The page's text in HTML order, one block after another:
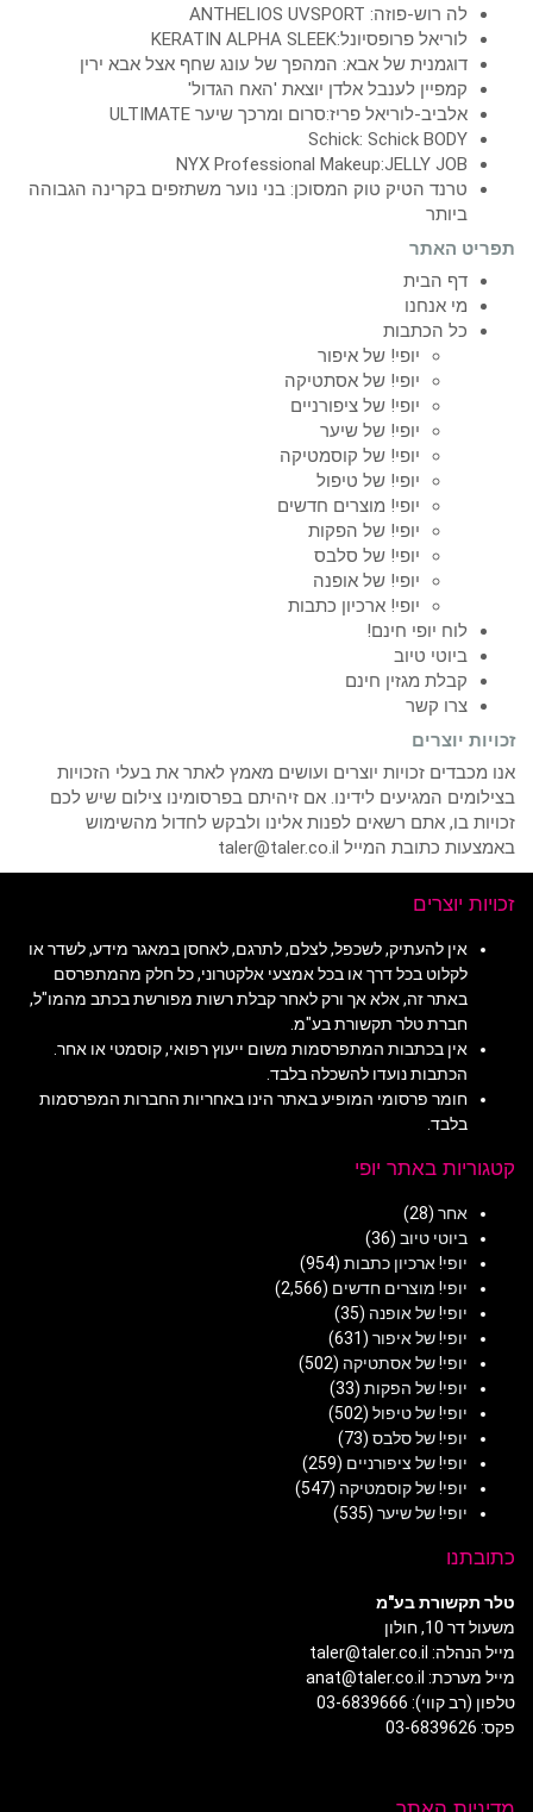
לה רוש-פוזה: ANTHELIOS UVSPORT
לוריאל פרופסיונל:KERATIN ALPHA SLEEK
דוגמנית של אבא: המהפך של עונג שחף אצל אבא ירין
קמפיין לענבל אלדן יוצאת 'האח הגדול'
אלביב-לוריאל פריז:סרום ומרכך שיער ULTIMATE
Schick: Schick BODY
NYX Professional Makeup:JELLY JOB
טרנד הטיק טוק המסוכן: בני נוער משתזפים בקרינה הגבוהה
ביותר
תפריט האתר
דף הבית
מי אנחנו
כל הכתבות
יופי! של איפור
יופי! של אסתטיקה
יופי! של ציפורניים
יופי! של שיער
יופי! של קוסמטיקה
יופי! של טיפול
יופי! מוצרים חדשים
יופי! של הפקות
יופי! של סלבס
יופי! של אופנה
יופי! ארכיון כתבות
לוח יופי חינם!
ביוטי טיוב
קבלת מגזין חינם
צרו קשר
זכויות יוצרים
אנו מכבדים זכויות יוצרים ועושים מאמץ לאתר את בעלי הזכויות
בצילומים המגיעים לידינו. אם זיהיתם בפרסומינו צילום שיש לכם
זכויות בו, אתם רשאים לפנות אלינו ולבקש לחדול מהשימוש
באמצעות כתובת המייל taler@taler.co.il
זכויות יוצרים
אין להעתיק, לשכפל, לצלם, לתרגם, לאחסן במאגר מידע, לשדר או
לקלוט בכל דרך או בכל אמצעי אלקטרוני, כל חלק מהמתפרסם
באתר זה, אלא אך ורק לאחר קבלת רשות מפורשת בכתב מהמו"ל,
חברת טלר תקשורת בע"מ.
אין בכתבות המתפרסמות משום ייעוץ רפואי, קוסמטי או אחר.
הכתבות נועדו להשכלה בלבד.
חומר פרסומי המופיע באתר הינו באחריות החברות המפרסמות
בלבד.
קטגוריות באתר יופי
אחר (28)
ביוטי טיוב (36)
יופי! ארכיון כתבות (954)
יופי! מוצרים חדשים (2,566)
יופי! של אופנה (35)
יופי! של איפור (631)
יופי! של אסתטיקה (502)
יופי! של הפקות (33)
יופי! של טיפול (502)
יופי! של סלבס (73)
יופי! של ציפורניים (259)
יופי! של קוסמטיקה (547)
יופי! של שיער (535)
כתובתנו
טלר תקשורת בע"מ
משעול דר 10, חולון
מייל הנהלה: taler@taler.co.il
מייל מערכת: anat@taler.co.il
טלפון (רב קווי): 03-6839666
פקס: 03-6839626